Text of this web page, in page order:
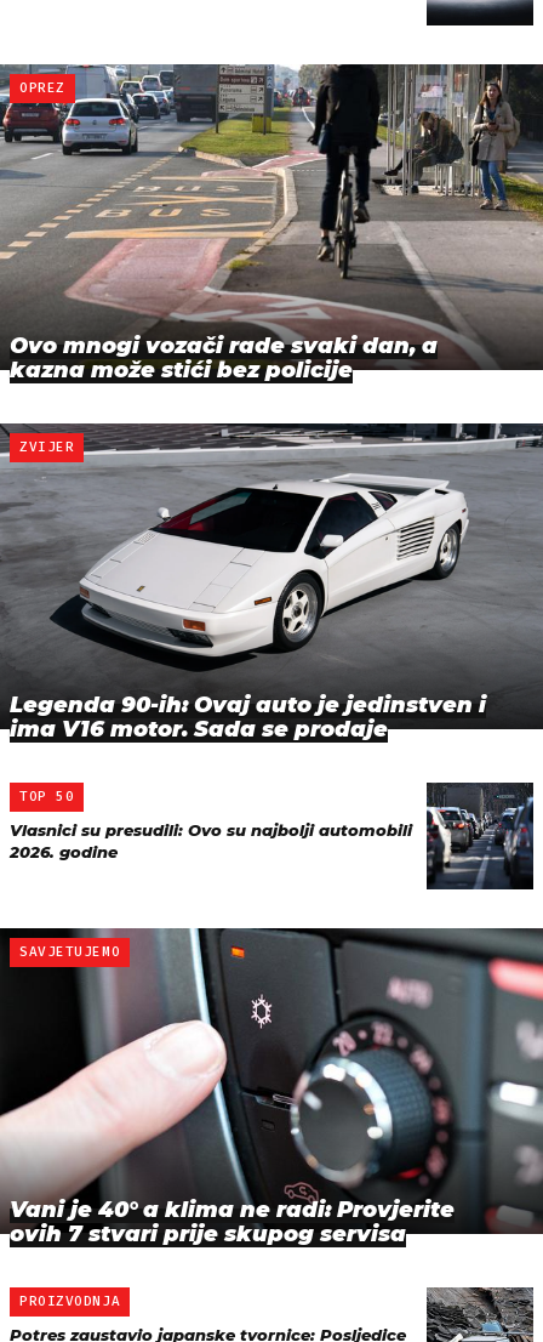
OPREZ
Ovo mnogi vozači rade svaki dan, a
kazna može stići bez policije
ZVIJER
Legenda 90-ih: Ovaj auto je jedinstven i
ima V16 motor. Sada se prodaje
TOP 50
Vlasnici su presudili: Ovo su najbolji automobili
2026. godine
SAVJETUJEMO
Vani je 40° a klima ne radi: Provjerite
ovih 7 stvari prije skupog servisa
PROIZVODNJA
Potres zaustavio japanske tvornice: Posljedice